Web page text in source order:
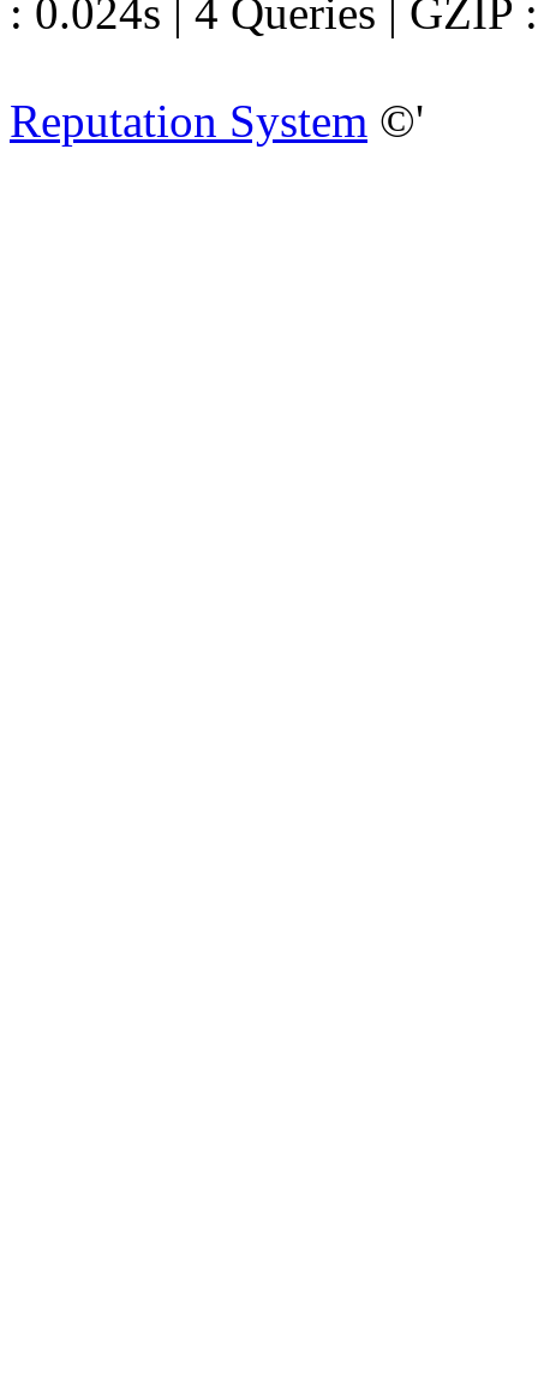
: 0.024s | 4 Queries | GZIP
Reputation System ©'